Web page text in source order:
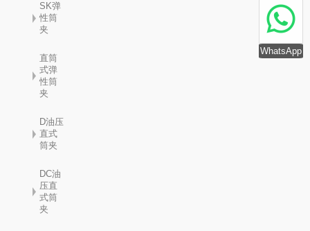
WhatsApp
SK弹
性筒
夹
直筒
式弹
性筒
夹
D油压
直式
筒夹
DC油
压直
式筒
夹